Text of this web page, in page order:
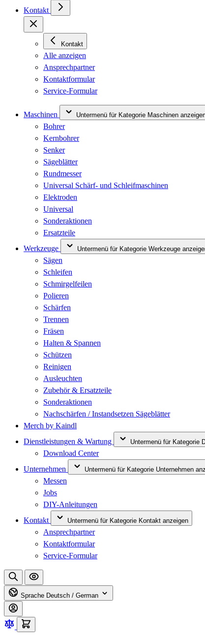
Kontakt
Kontakt
Alle anzeigen
Ansprechpartner
Kontaktformular
Service-Formular
Maschinen Untermenü für Kategorie Maschinen
Bohrer
Kernbohrer
Senker
Sägeblätter
Rundmesser
Universal Schärf- und Schleifmaschinen
Elektroden
Universal
Sonderaktionen
Ersatzteile
Werkzeuge
Untermenü für Kategorie Werkzeuge
Sägen
Schleifen
Schmirgelfeilen
Polieren
Schärfen
Trennen
Fräsen
Halten & Spannen
Schützen
Reinigen
Ausleuchten
Zubehör & Ersatzteile
Sonderaktionen
Nachschärfen / Instandsetzen Sägeblätter
Merch by Kaindl
Dienstleistungen & Wartung
Untermenü für Kategorie
Download Center
Unternehmen
Untermenü für Kategorie Unternehmen
Messen
Jobs
DIY-Anleitungen
Kontakt
Untermenü für Kategorie Kontakt anzeigen
Ansprechpartner
Kontaktformular
Service-Formular
Sprache Deutsch / German